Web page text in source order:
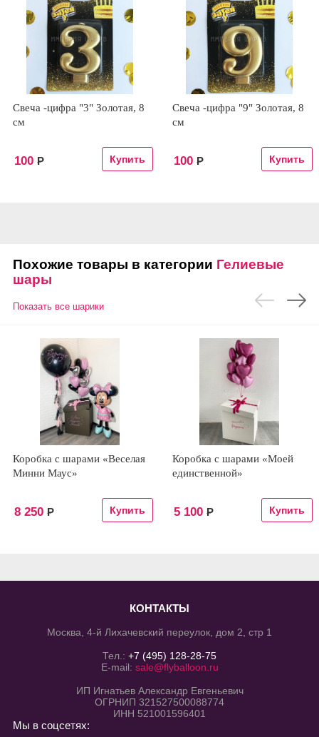
Свеча -цифра "3" Золотая, 8
см
100 Р
Свеча -цифра "9" Золотая, 8
см
100 Р
Похожие товары в категории Гелиевые
шары
Показать все шарики
Коробка с шарами «Веселая
Минни Маус»
8 250 Р
Коробка с шарами «Моей
единственной»
5 100 Р
КОНТАКТЫ
Москва, 4-й Лихачевский переулок, дом 2, стр 1
Тел.: +7 (495) 128-28-75
E-mail: sale@flyballoon.ru
ИП Игнатьев Александр Евгеньевич
ОГРНИП 321527500088774
ИНН 521001596401
Мы в соцсетях: